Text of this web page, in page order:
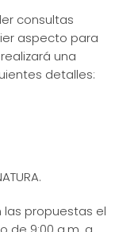
consultas
aspecto para
una
detalles:
las propuestas el